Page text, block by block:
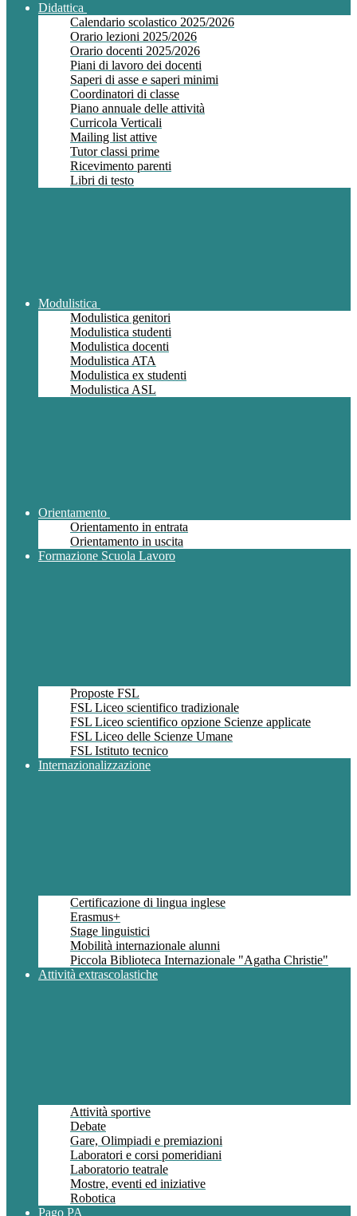
Didattica
Calendario scolastico 2025/2026
Orario lezioni 2025/2026
Orario docenti 2025/2026
Piani di lavoro dei docenti
Saperi di asse e saperi minimi
Coordinatori di classe
Piano annuale delle attività
Curricola Verticali
Mailing list attive
Tutor classi prime
Ricevimento parenti
Libri di testo
Modulistica
Modulistica genitori
Modulistica studenti
Modulistica docenti
Modulistica ATA
Modulistica ex studenti
Modulistica ASL
Orientamento
Orientamento in entrata
Orientamento in uscita
Formazione Scuola Lavoro
Proposte FSL
FSL Liceo scientifico tradizionale
FSL Liceo scientifico opzione Scienze applicate
FSL Liceo delle Scienze Umane
FSL Istituto tecnico
Internazionalizzazione
Certificazione di lingua inglese
Erasmus+
Stage linguistici
Mobilità internazionale alunni
Piccola Biblioteca Internazionale "Agatha Christie"
Attività extrascolastiche
Attività sportive
Debate
Gare, Olimpiadi e premiazioni
Laboratori e corsi pomeridiani
Laboratorio teatrale
Mostre, eventi ed iniziative
Robotica
Pago PA